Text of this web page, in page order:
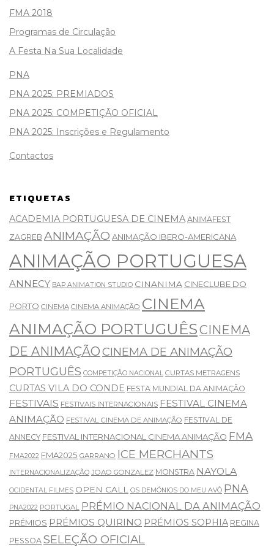
FMA 2018
Programas de Circulação
A Festa Na Sua Localidade
PNA
PNA 2025: PREMIADOS
PNA 2025: COMPETIÇÃO OFICIAL
PNA 2025: Inscrições e Regulamento
Contactos
ETIQUETAS
ACADEMIA PORTUGUESA DE CINEMA ANIMAFEST
ZAGREB ANIMAÇÃO ANIMAÇÃO IBERO-AMERICANA
ANIMAÇÃO PORTUGUESA
ANNECY BAP ANIMATION STUDIO CINANIMA CINECLUBE DO
PORTO CINEMA CINEMA ANIMAÇÃO CINEMA
ANIMAÇÃO PORTUGUÊSCINEMA
DE ANIMAÇÃOCINEMA DE ANIMAÇÃO
PORTUGUÊS COMPETIÇÃO NACIONAL CURTAS METRAGENS
CURTAS VILA DO CONDE FESTA MUNDIAL DA ANIMAÇÃO
FESTIVAIS FESTIVAIS INTERNACIONAIS FESTIVAL CINEMA
ANIMAÇÃO FESTIVAL CINEMA DE ANIMAÇÃO FESTIVAL DE
ANNECY FESTIVAL INTERNACIONAL CINEMA ANIMAÇÃO FMA
FMA2022 FMA2025 GARRANO ICE MERCHANTS
INTERNACIONALIZAÇÃO JOAO GONZALEZ MONSTRA NAYOLA
OCIDENTAL FILMES OPEN CALL OS DEMÓNIOS DO MEU AVÔ PNA
PNA2022 PORTUGAL PRÉMIO NACIONAL DA ANIMAÇÃO
PRÉMIOS PRÉMIOS QUIRINO PRÉMIOS SOPHIA REGINA
PESSOA SELEÇÃO OFICIAL